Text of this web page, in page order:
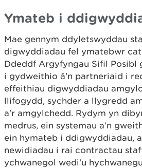
Ymateb i
Mae gennym ddyletswyddau
digwyddiadau fel ymatebwr
Ddeddf Argyfyngau Sifil Posibl
i gydweithio â'n partneriaid i
effeithiau digwyddiadau
llifogydd, sychder a llygredd
a'r amgylchedd. Rydym yn
medrus, ein systemau a’n
ein hymateb i ddigwyddiadau,
newidiadau i rai contractau
ychwanegol wedi'u